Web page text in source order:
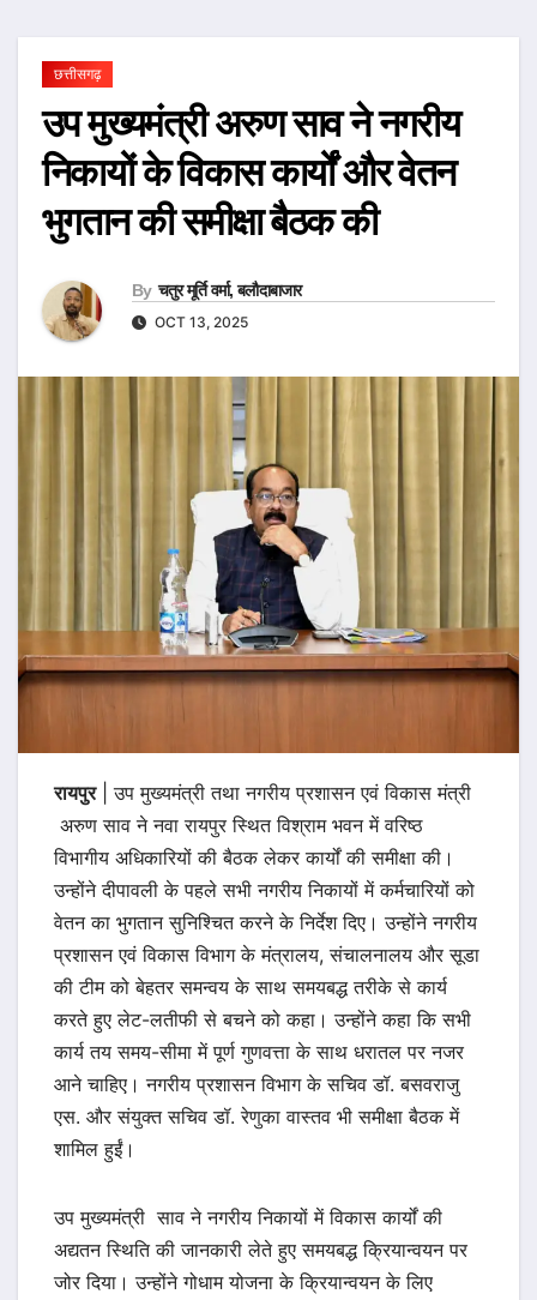
छत्तीसगढ़
उप मुख्यमंत्री अरुण साव ने नगरीय
निकायों के विकास कार्यों और वेतन
भुगतान की समीक्षा बैठक की
By चतुर मूर्ति वर्मा, बलौदाबाजार
OCT 13, 2025
रायपुर| उप मुख्यमंत्री तथा नगरीय प्रशासन एवं विकास मंत्री
अरुण साव ने नवा रायपुर स्थित विश्राम भवन में वरिष्ठ
विभागीय अधिकारियों की बैठक लेकर कार्यों की समीक्षा की।
उन्होंने दीपावली के पहले सभी नगरीय निकायों में कर्मचारियों को
वेतन का भुगतान सुनिश्चित करने के निर्देश दिए। उन्होंने नगरीय
प्रशासन एवं विकास विभाग के मंत्रालय, संचालनालय और सूडा
की टीम को बेहतर समन्वय के साथ समयबद्ध तरीके से कार्य
करते हुए लेट-लतीफी से बचने को कहा। उन्होंने कहा कि सभी
कार्य तय समय-सीमा में पूर्ण गुणवत्ता के साथ धरातल पर नजर
आने चाहिए। नगरीय प्रशासन विभाग के सचिव डॉ. बसवराजु
एस. और संयुक्त सचिव डॉ. रेणुका वास्तव भी समीक्षा बैठक में
शामिल हुईं।
उप मुख्यमंत्री साव ने नगरीय निकायों में विकास कार्यों की
अद्यतन स्थिति की जानकारी लेते हुए समयबद्ध क्रियान्वयन पर
जोर दिया। उन्होंने गोधाम योजना के क्रियान्वयन के लिए